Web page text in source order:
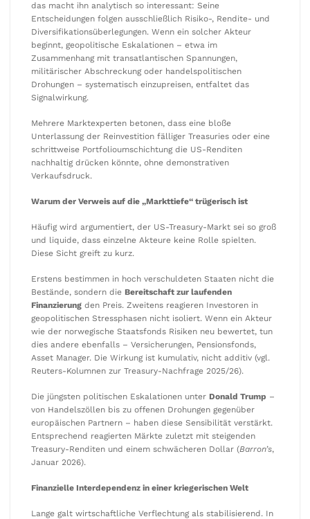
das macht ihn analytisch so interessant: Seine
Entscheidungen folgen ausschließlich Risiko-, Rendite- und
Diversifikationsüberlegungen. Wenn ein solcher Akteur
beginnt, geopolitische Eskalationen – etwa im
Zusammenhang mit transatlantischen Spannungen,
militärischer Abschreckung oder handelspolitischen
Drohungen – systematisch einzupreisen, entfaltet das
Signalwirkung.
Mehrere Marktexperten betonen, dass eine bloße
Unterlassung der Reinvestition fälliger Treasuries oder eine
schrittweise Portfolioumschichtung die US-Renditen
nachhaltig drücken könnte, ohne demonstrativen
Verkaufsdruck.
Warum der Verweis auf die „Markttiefe“ trügerisch ist
Häufig wird argumentiert, der US-Treasury-Markt sei so groß
und liquide, dass einzelne Akteure keine Rolle spielten.
Diese Sicht greift zu kurz.
Erstens bestimmen in hoch verschuldeten Staaten nicht die
Bestände, sondern die Bereitschaft zur laufenden
Finanzierung den Preis. Zweitens reagieren Investoren in
geopolitischen Stressphasen nicht isoliert. Wenn ein Akteur
wie der norwegische Staatsfonds Risiken neu bewertet, tun
dies andere ebenfalls – Versicherungen, Pensionsfonds,
Asset Manager. Die Wirkung ist kumulativ, nicht additiv (vgl.
Reuters-Kolumnen zur Treasury-Nachfrage 2025/26).
Die jüngsten politischen Eskalationen unter Donald Trump –
von Handelszöllen bis zu offenen Drohungen gegenüber
europäischen Partnern – haben diese Sensibilität verstärkt.
Entsprechend reagierten Märkte zuletzt mit steigenden
Treasury-Renditen und einem schwächeren Dollar (Barron’s,
Januar 2026).
Finanzielle Interdependenz in einer kriegerischen Welt
Lange galt wirtschaftliche Verflechtung als stabilisierend. In